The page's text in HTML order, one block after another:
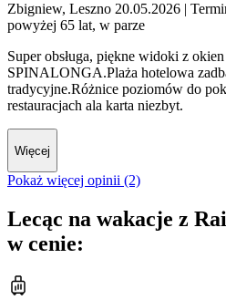
Zbigniew, Leszno 20.05.2026 |
powyżej 65 lat, w parze
Super obsługa, piękne widoki z
SPINALONGA.Plaża hotelowa
tradycyjne.Różnice poziomów do
restauracjach ala karta niezbyt.
Więcej
Pokaż więcej opinii (2)
Lecąc na wakacje z
w cenie: